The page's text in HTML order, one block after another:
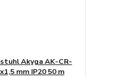
Akyga AK-CR-
mm IP20 50 m